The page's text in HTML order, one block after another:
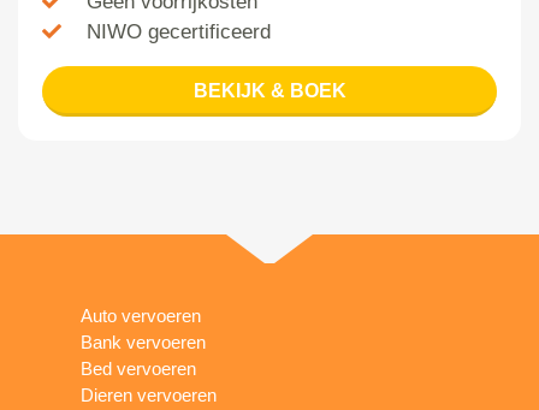
NIWO gecertificeerd
BEKIJK & BOEK
Auto vervoeren
Bank vervoeren
Bed vervoeren
Dieren vervoeren